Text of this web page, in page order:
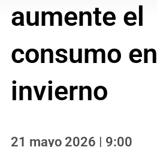
aumente el
consumo en
invierno
21 mayo 2026 | 9:00